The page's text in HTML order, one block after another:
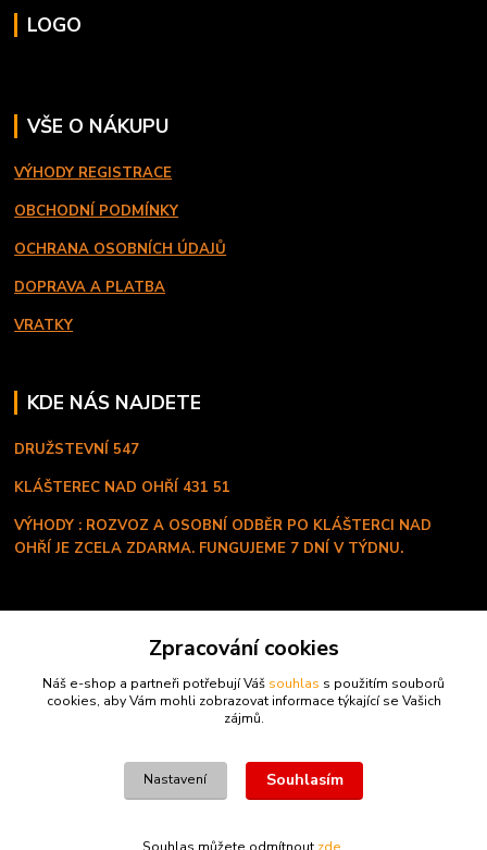
LOGO
VŠE O NÁKUPU
VÝHODY REGISTRACE
OBCHODNÍ PODMÍNKY
OCHRANA OSOBNÍCH ÚDAJŮ
DOPRAVA A PLATBA
VRATKY
KDE NÁS NAJDETE
DRUŽSTEVNÍ 547
KLÁŠTEREC NAD OHŘÍ 431 51
VÝHODY : ROZVOZ A OSOBNÍ ODBĚR PO KLÁŠTERCI NAD
OHŘÍ JE ZCELA ZDARMA. FUNGUJEME 7 DNÍ V TÝDNU.
+420 603 334 280
Po - Ne ( 8:00 - 20:00 hod )
Zpracování cookies
Náš e-shop a partneři potřebují Váš souhlas s použitím souborů
cookies, aby Vám mohli zobrazovat informace týkající se Vašich
zájmů.
Nastavení Souhlasím